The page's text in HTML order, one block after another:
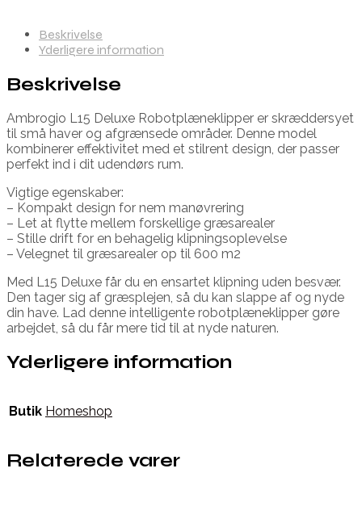
Beskrivelse
Yderligere information
Beskrivelse
Ambrogio L15 Deluxe Robotplæneklipper er skræddersyet
til små haver og afgrænsede områder. Denne model
kombinerer effektivitet med et stilrent design, der passer
perfekt ind i dit udendørs rum.
Vigtige egenskaber:
– Kompakt design for nem manøvrering
– Let at flytte mellem forskellige græsarealer
– Stille drift for en behagelig klipningsoplevelse
– Velegnet til græsarealer op til 600 m2
Med L15 Deluxe får du en ensartet klipning uden besvær.
Den tager sig af græsplejen, så du kan slappe af og nyde
din have. Lad denne intelligente robotplæneklipper gøre
arbejdet, så du får mere tid til at nyde naturen.
Yderligere information
Butik Homeshop
Relaterede varer